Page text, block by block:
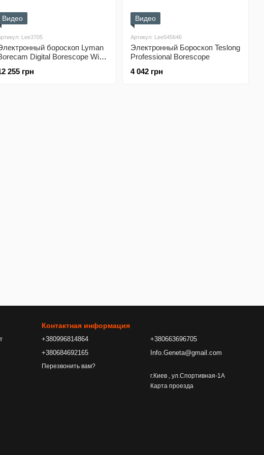
Видео
Lee3705
бороскоп Lyman
Digital Borescope With
255 грн
Видео
Артикул: Lee545646
Электронный Бороскоп Teslong
Professional Borescope
4 042 грн
Контактная информация
+380996814864
+380684692165
Перезвонить вам?
+380663696705
Info.Geneta@gmail.com
г.Киев , ул.Спортивная-1А
Карта проезда